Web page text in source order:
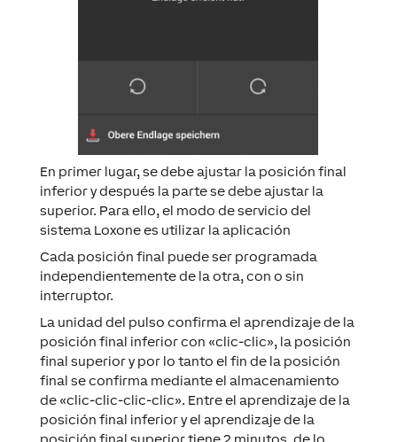
En primer lugar, se debe ajustar la posición final
inferior y después la parte se debe ajustar la
superior. Para ello, el modo de servicio del
sistema Loxone es utilizar la aplicación
Cada posición final puede ser programada
independientemente de la otra, con o sin
interruptor.
La unidad del pulso confirma el aprendizaje de la
posición final inferior con «clic-clic», la posición
final superior y por lo tanto el fin de la posición
final se confirma mediante el almacenamiento
de «clic-clic-clic-clic». Entre el aprendizaje de la
posición final inferior y el aprendizaje de la